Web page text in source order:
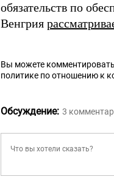
обязательств по
Венгрия
Вы можете
политике по отношению к
Обсуждение: 3